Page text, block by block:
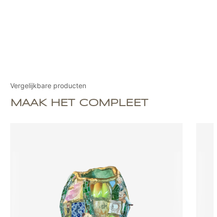
Vergelijkbare producten
MAAK HET COMPLEET